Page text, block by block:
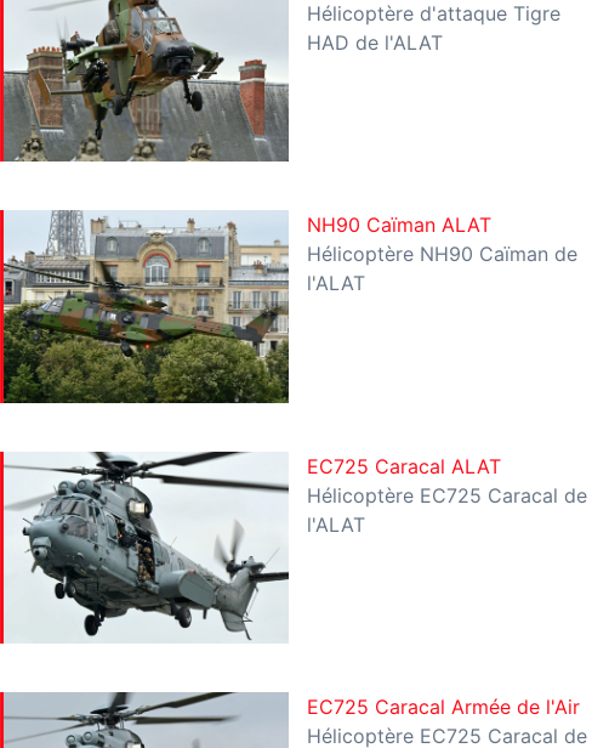
Hélicoptère d'attaque Tigre
HAD de l'ALAT
NH90 Caïman ALAT
Hélicoptère NH90 Caïman de
l'ALAT
EC725 Caracal ALAT
Hélicoptère EC725 Caracal de
l'ALAT
EC725 Caracal Armée de l'Air
Hélicoptère EC725 Caracal de